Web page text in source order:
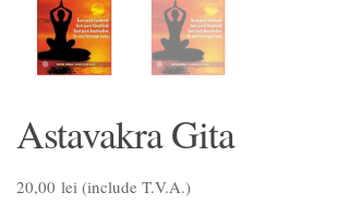
Astavakra Gita
20,00 lei (include T.V.A.)